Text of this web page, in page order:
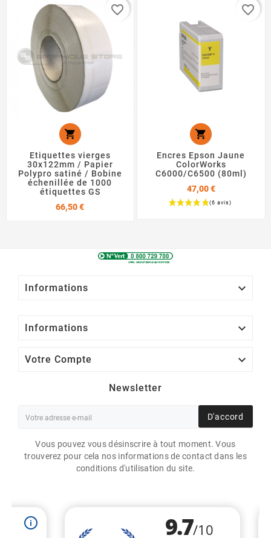

Etiquettes vierges
30x122mm / Papier
Polypro satiné / Bobine
échenillée de 1000
étiquettes GS
66,50 €Prix
favorite_border

Encres Epson Jaune
ColorWorks
C6000/C6500 (80ml)
47,00 €
Prix
favorite_border
Informations 
Informations 
Votre Compte 
Newsletter
D'accord
Vous pouvez vous désinscrire à tout moment. Vous
trouverez pour cela nos informations de contact dans les
conditions d'utilisation du site.